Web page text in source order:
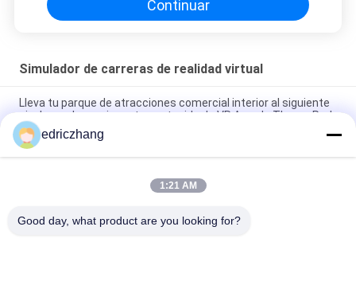
Continuar
Simulador de carreras de realidad virtual
Lleva tu parque de atracciones comercial interior al siguiente
nivel con el emocionante contenido de VR Arcade Theme Park
Inmersivo 6 asientos 9D VR VR Cinema Max Capacidad de 200
kg para una experiencia inolvidable
Desbloquear el poder de la realidad virtual 9D Simulador de 10
edriczhang
1:21 AM
Good day, what product are you looking for?